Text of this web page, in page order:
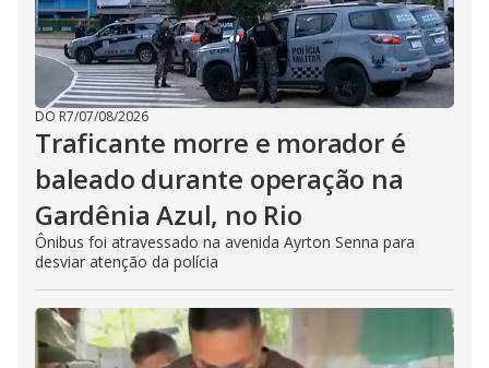
DO R7/07/08/2026
Traficante morre e morador é
baleado durante operação na
Gardênia Azul, no Rio
Ônibus foi atravessado na avenida Ayrton Senna para
desviar atenção da polícia